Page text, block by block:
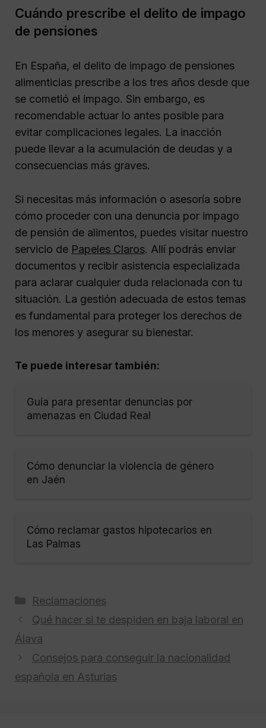
Cuándo prescribe el delito de impago
de pensiones
En España, el delito de impago de pensiones
alimenticias prescribe a los tres años desde que
se cometió el impago. Sin embargo, es
recomendable actuar lo antes posible para
evitar complicaciones legales. La inacción
puede llevar a la acumulación de deudas y a
consecuencias más graves.
Si necesitas más información o asesoría sobre
cómo proceder con una denuncia por impago
de pensión de alimentos, puedes visitar nuestro
servicio de Papeles Claros. Allí podrás enviar
documentos y recibir asistencia especializada
para aclarar cualquier duda relacionada con tu
situación. La gestión adecuada de estos temas
es fundamental para proteger los derechos de
los menores y asegurar su bienestar.
Te puede interesar también:
Guía para presentar denuncias por
amenazas en Ciudad Real
Cómo denunciar la violencia de género
en Jaén
Cómo reclamar gastos hipotecarios en
Las Palmas
Categorías
Reclamaciones
Qué hacer si te despiden en baja laboral en
Álava
Consejos para conseguir la nacionalidad
española en Asturias